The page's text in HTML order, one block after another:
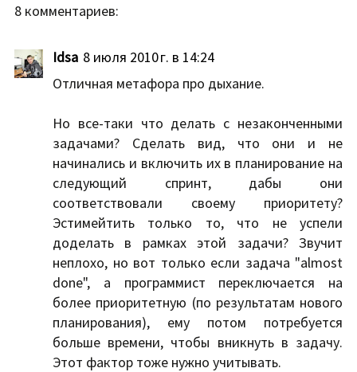
8 комментариев:
Idsa 8 июля 2010 г. в 14:24
Отличная метафора про дыхание.
Но все-таки что делать с незаконченными
задачами? Сделать вид, что они и не
начинались и включить их в планирование на
следующий спринт, дабы они
соответствовали своему приоритету?
Эстимейтить только то, что не успели
доделать в рамках этой задачи? Звучит
неплохо, но вот только если задача "almost
done", а программист переключается на
более приоритетную (по результатам нового
планирования), ему потом потребуется
больше времени, чтобы вникнуть в задачу.
Этот фактор тоже нужно учитывать.